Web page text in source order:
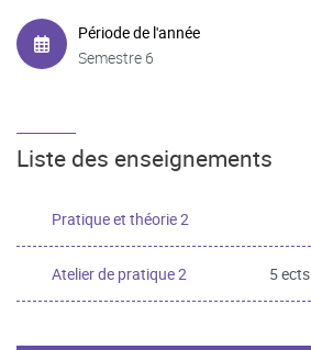
Période de l'année
Semestre 6
Liste des enseignements
Pratique et théorie 2
Atelier de pratique 2 5 ects